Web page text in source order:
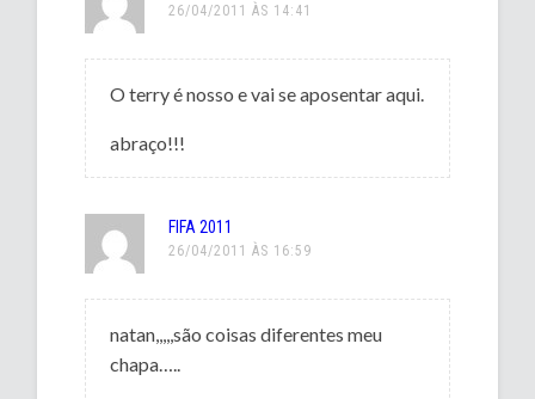
26/04/2011 ÀS 14:41
O terry é nosso e vai se aposentar aqui.
abraço!!!
FIFA 2011
26/04/2011 ÀS 16:59
natan,,,,,são coisas diferentes meu
chapa…..